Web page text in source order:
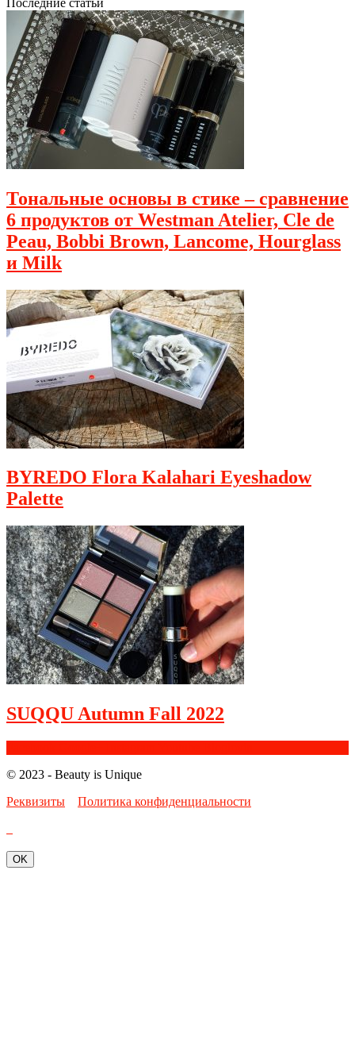
Тональные основы в стике – сравнение
6 продуктов от Westman Atelier, Cle de
Peau, Bobbi Brown, Lancome, Hourglass
и Milk
BYREDO Flora Kalahari Eyeshadow
Palette
SUQQU Autumn Fall 2022
© 2023 - Beauty is Unique
Реквизиты
Политика конфиденциальности
OK